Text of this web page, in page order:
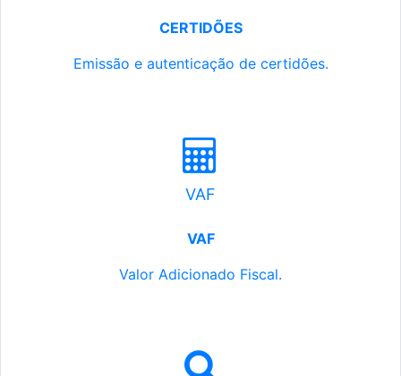
CERTIDÕES
Emissão e autenticação de certidões.
VAF
VAF
Valor Adicionado Fiscal.